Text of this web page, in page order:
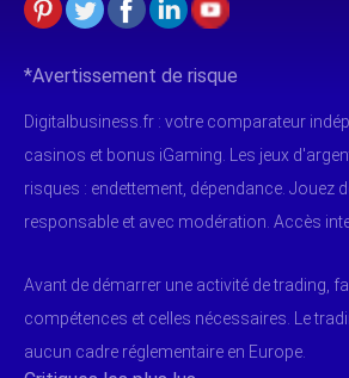
*Avertissement de risque
Digitalbusiness.fr : votre comparateur
casinos et bonus iGaming. Les jeux
risques : endettement, dépendance. Jouez
responsable et avec modération. Accès
Avant de démarrer une activité de trading,
compétences et celles nécessaires. Le
aucun cadre réglementaire en Europe.